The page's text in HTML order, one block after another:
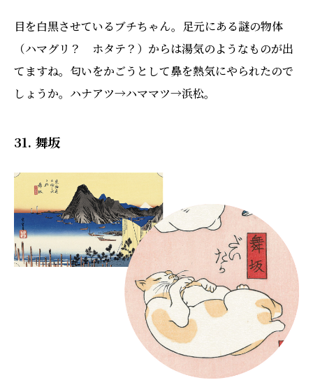
目を白黒させているブチちゃん。足元にある謎の物体
（ハマグリ？ ホタテ？）からは湯気のようなものが出
てますね。匂いをかごうとして鼻を熱気にやられたので
しょうか。ハナアツ→ハママツ→浜松。
31. 舞坂